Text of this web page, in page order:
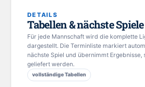
DETAILS
Tabellen & nächste Spiele
Für jede Mannschaft wird die komplette
dargestellt. Die Terminliste markiert
nächste Spiel und übernimmt Ergebnisse,
geliefert werden.
vollständige Tabellen